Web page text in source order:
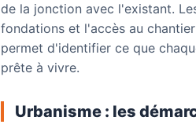
de la jonction avec l'existant.
fondations et l'accès au
permet d'identifier ce que
prête à vivre.
Urbanisme : les